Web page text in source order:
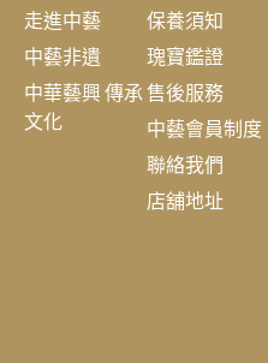
走進中藝
中藝非遺
中華藝興 傳承
文化
保養須知
瑰寶鑑證
售後服務
中藝會員制度
聯絡我們
店舖地址